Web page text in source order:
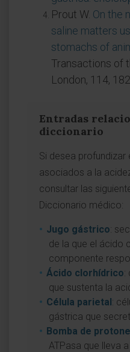
Prout W. On the
saline matters
stomachs of
Transactions of
London, 114,
Entradas
diccionario
Si desea
asociados a la
consultar las
Diccionario médico:
Jugo gástrico:
de la que el ácido
componente
Ácido clorhídrico:
que sustenta la
Célula parietal:
gástrica que
Bomba de
ATPasa que lleva